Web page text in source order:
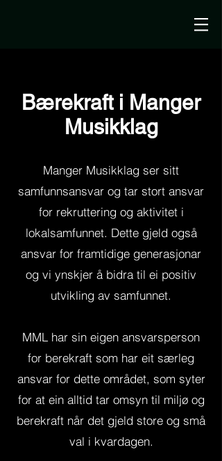
Bærekraft i Manger
Musikklag
Manger Musikklag ser sitt
samfunnsansvar og tar stort ansvar
for rekruttering og aktivitet i
lokalsamfunnet. Dette gjeld også
ansvar for framtidige generasjonar
og vi ynskjer å bidra til ei positiv
utvikling av samfunnet.
MML har sin eigen ansvarsperson
for berekraft som har eit særleg
ansvar for dette området, som syter
for at ein alltid tar omsyn til miljø og
berekraft når det gjeld store og små
val i kvardagen.